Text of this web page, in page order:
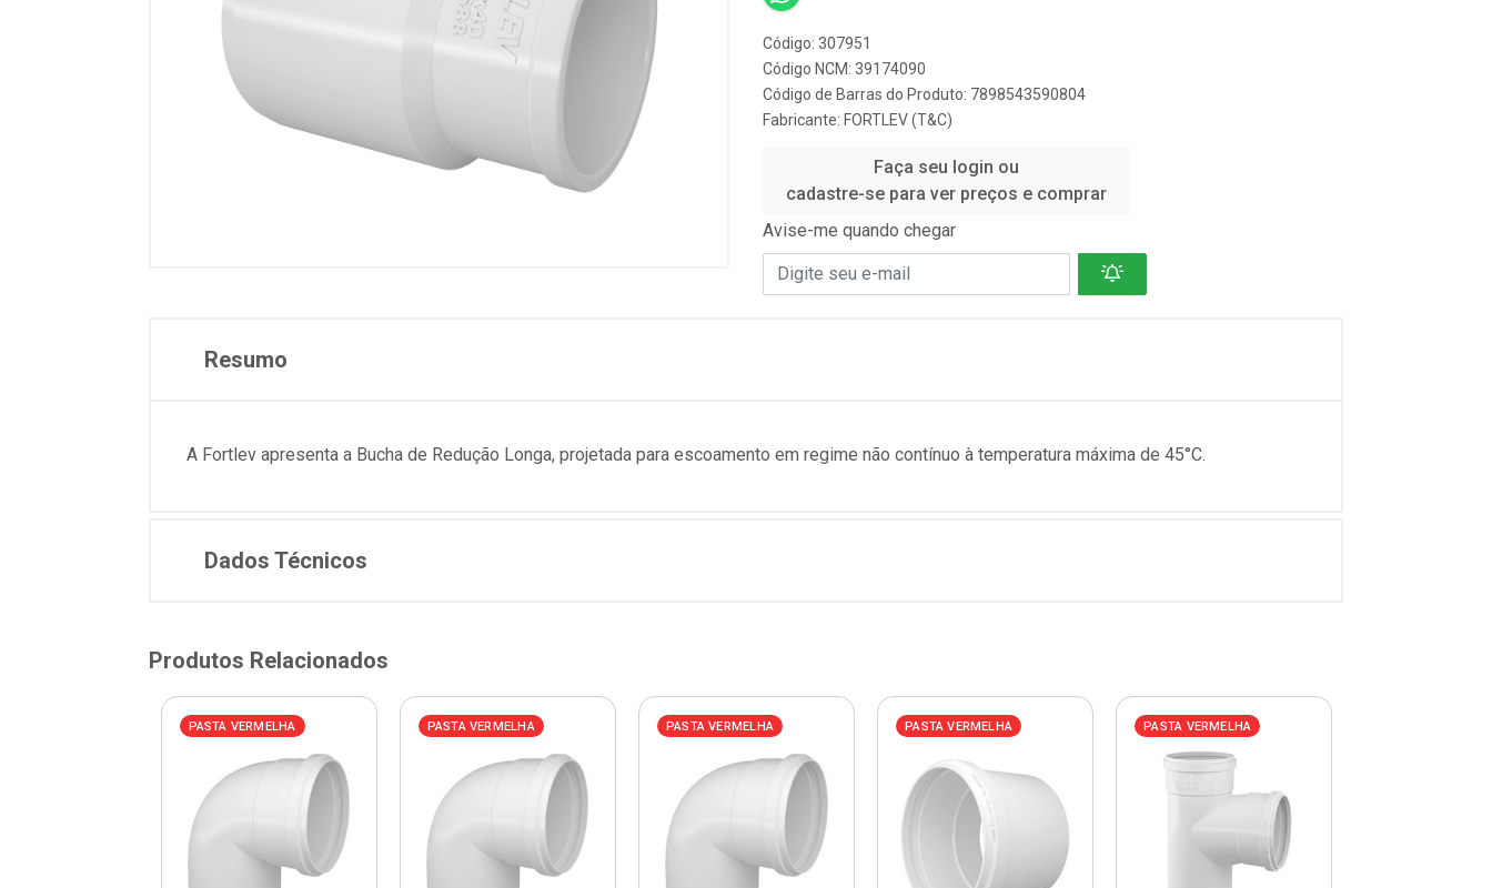
Código: 307951
Código NCM: 39174090
Código de Barras do Produto: 7898543590804
Fabricante: FORTLEV (T&C)
Faça seu login ou
cadastre-se para ver preços e comprar
Avise-me quando chegar
Resumo
A Fortlev apresenta a Bucha de Redução Longa, projetada para escoamento em regime não contínuo à temperatura máxima de 45°C.
Dados Técnicos
Produtos Relacionados
PASTA VERMELHA PASTA VERMELHA PASTA VERMELHA PASTA VERMELHA PASTA VERMELHA